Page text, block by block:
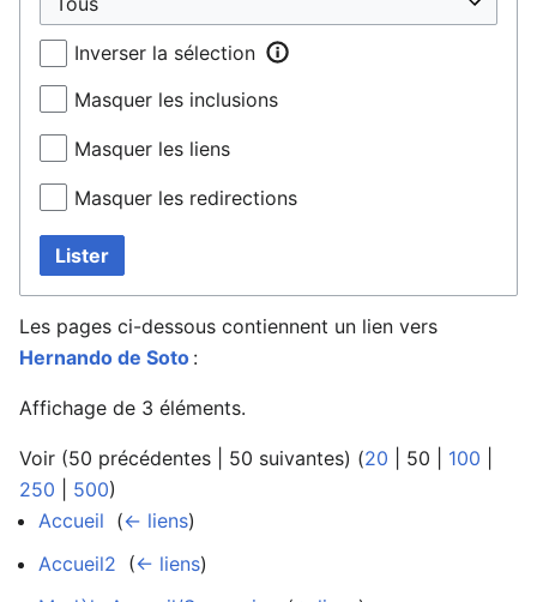
Inverser la sélection
Masquer les inclusions
Masquer les liens
Masquer les redirections
Lister
Les pages ci-dessous contiennent un lien vers
Hernando de Soto :
Affichage de 3 éléments.
Voir (50 précédentes 50 suivantes) (20 50 100
250
500)
Accueil (← liens)
Accueil2 (← liens)